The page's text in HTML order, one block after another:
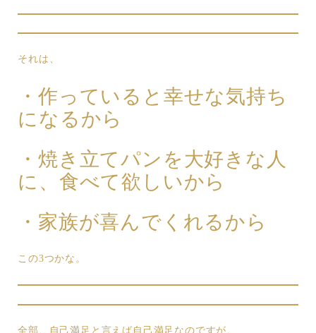
それは、
・作っていると幸せな気持ち
になるから
・焼き立てパンを大好きな人
に、食べて欲しいから
・家族が喜んでくれるから
この3つかな。
全部、自己満足と言えば自己満足なのですが、